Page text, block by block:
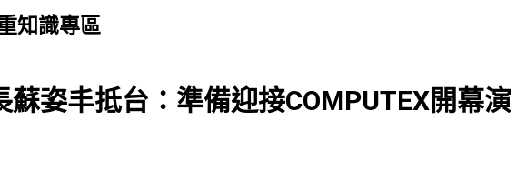
知識專區
蘇姿丰抵台：準備迎接COMPUTEX開幕演